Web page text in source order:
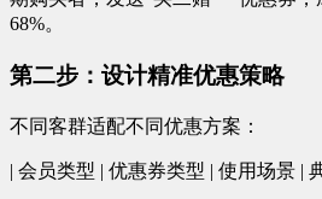
68%。
第二步：设计精准优惠策略
不同客群适配不同优惠方案：
| 会员类型 | 优惠券类型 | 使用场景 |